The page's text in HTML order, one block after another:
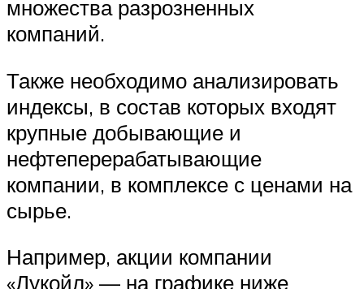
множества разрозненных
компаний.
Также необходимо анализировать
индексы, в состав которых входят
крупные добывающие и
нефтеперерабатывающие
компании, в комплексе с ценами на
сырье.
Например, акции компании
«Лукойл» — на графике ниже